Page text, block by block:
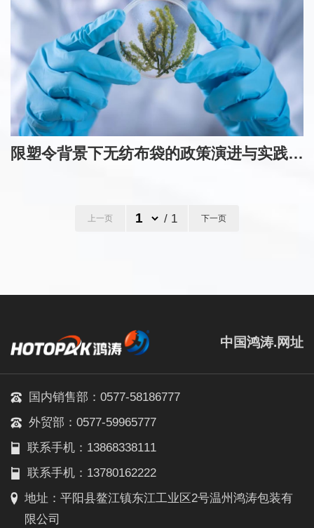
限塑令背景下无纺布袋的政策演进与实践挑战
上一页 / 1 下一页
中国鸿涛.网址
国内销售部：0577-58186777
外贸部：0577-59965777
联系手机：13868338111
联系手机：13780162222
地址：平阳县鳌江镇东江工业区2号温州鸿涛包装有
限公司